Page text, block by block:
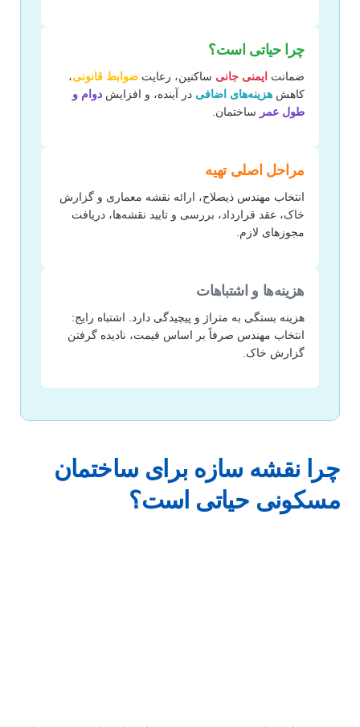
چرا حیاتی است؟
ضمانت ایمنی جانی ساکنین، رعایت ضوابط قانونی،
کاهشهزینه‌های اضافی در آینده، و افزایش دوام و
طول عمر ساختمان.
مراحل اصلی تهیه
انتخاب مهندس ذیصلاح، ارائه نقشه معماری و گزارش
خاک، عقد قرارداد، بررسی و تایید نقشه‌ها، دریافت
مجوزهای لازم.
هزینه‌ها و اشتباهات
هزینه بستگی به متراژ و پیچیدگی دارد. اشتباه رایج:
انتخاب مهندس صرفاً بر اساس قیمت، نادیده گرفتن
گزارش خاک.
چرا نقشه سازه برای ساختمان
مسکونی حیاتی است؟